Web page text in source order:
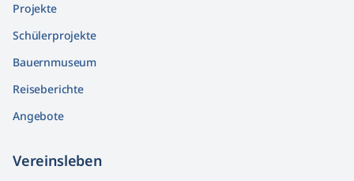
Projekte
Schülerprojekte
Bauernmuseum
Reiseberichte
Angebote
Vereinsleben